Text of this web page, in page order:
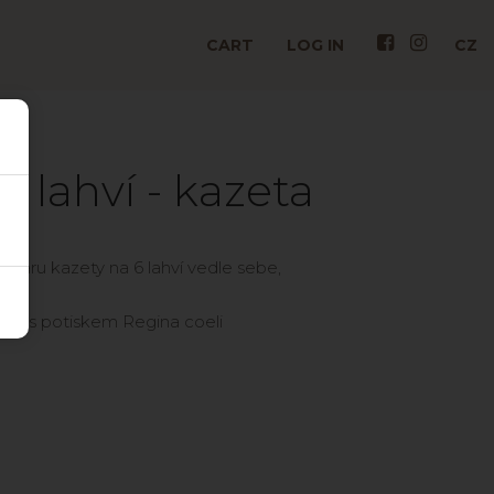
CART LOG IN CZ
lahví - kazeta
kazety na 6 lahví vedle sebe,
s potiskem Regina coeli